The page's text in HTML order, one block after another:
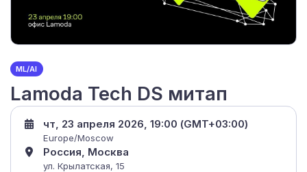
ML/AI
Lamoda Tech DS митап
чт, 23 апреля 2026, 19:00 (GMT+03:00)
Europe/Moscow
Россия, Москва
ул. Крылатская, 15